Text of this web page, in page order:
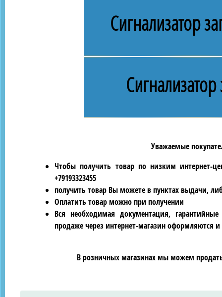
Сигнализатор
Уважаемые
Чтобы получить товар по низким интернет-
+79193323455
получить товар Вы можете в пунктах выдачи,
Оплатить товар можно при получении
Вся необходимая документация,
продаже через интернет-магазин оформляются
В розничных магазинах мы можем